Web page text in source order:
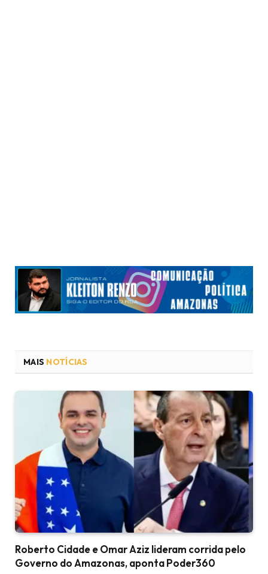
MAIS NOTÍCIAS
Roberto Cidade e Omar Aziz lideram corrida pelo
Governo do Amazonas, aponta Poder360